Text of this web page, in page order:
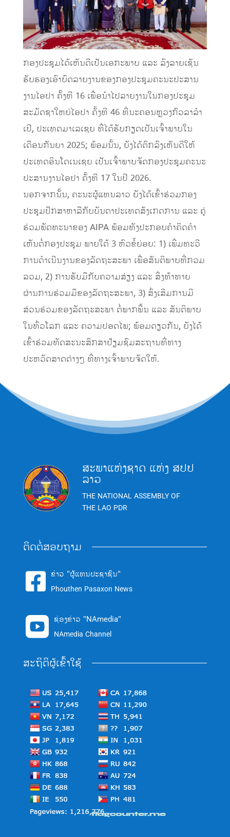
ກອງປະຊຸມໄດ້ເຫັນດີເປັນເອກະພາບ ແລະ ລົງລາຍເຊັນ
ຮັບຮອງເອົາບົດລາຍງານຂອງກອງປະຊຸມຄະນະປະສານ
ງານໄອປາ ຄັ້ງທີ 16 ເພື່ອນໍາໄປລາຍງານໃນກອງປະຊຸມ
ສະມັດຊາໃຫຍ່ໄອປາ ຄັ້ງທີ 46 ທີ່ນະຄອນຫຼວງກົວລາລໍາ
ເປີ, ປະເທດມາເລເຊຍ ທີ່ໄດ້ຮັບກຽດເປັນເຈົ້າພາບໃນ
ເດືອນກັນຍາ 2025; ພ້ອມນັ້ນ, ຍັງໄດ້ຕົກລົງເຫັນດີໃຫ້
ປະເທດອິນໂດເນເຊຍ ເປັນເຈົ້າພາບຈັດກອງປະຊຸມຄະນະ
ປະສານງານໄອປາ ຄັ້ງທີ 17 ໃນປີ 2026.
ນອກຈາກນັ້ນ, ຄະນະຜູ້ແທນລາວ ຍັງໄດ້ເຂົ້າຮ່ວມກອງ
ປະຊຸມປຶກສາຫາລືກັບບັນດາປະເທດສັງເກດການ ແລະ ຄູ່
ຮ່ວມພັດທະນາຂອງ AIPA ພ້ອມທັງປະກອບຄໍາຄິດຄໍາ
ເຫັນຕໍ່ກອງປະຊຸມ ພາຍໃຕ້ 3 ຫົວຂໍ້ຍ່ອຍ: 1) ເພີ່ມທະວີ
ການດໍາເນີນງານຂອງລັດຖະສະພາ ເພື່ອສັນຕິພາບທີ່ກວມ
ລວມ, 2) ການຮັບມືກັບຄວາມສ່ຽງ ແລະ ສິ່ງທ້າທາຍ
ຜ່ານການຮ່ວມມືຂອງລັດຖະສະພາ, 3) ສົ່ງເສີມການມີ
ສ່ວນຮ່ວມຂອງລັດຖະສະພາ ຕໍ່ພາກພື້ນ ແລະ ສັນຕິພາບ
ໃນທົ່ວໂລກ ແລະ ຄວາມປອດໄພ; ພ້ອມດຽວກັນ, ຍັງໄດ້
ເຂົ້າຮ່ວມທັດສະນະສຶກສາຢ້ຽມຊົມສະຖານທີ່ທາງ
ປະຫວັດສາດຕ່າງໆ ທີ່ທາງເຈົ້າພາບຈັດໃຫ້.
ສະພາແຫ່ງຊາດ ແຫ່ງ ສປປ
ລາວ
THE NATIONAL ASSEMBLY OF
THE LAO PDR
ຕິດຕໍ່ສອບຖາມ
 ຂ່າວ "ຜູ້ແທນປະຊາຊົນ"
Phouthen Pasaxon News
 ຊ່ອງຂ່າວ "NAmedia"
NAmedia Channel
ສະຖິຕິຜູ້ເຂົ້າໃຊ້